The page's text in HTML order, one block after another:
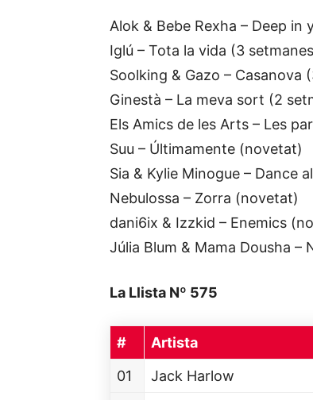
Alok & Bebe Rexha – Deep in
Iglú – Tota la vida (3
Soolking & Gazo – Casanova
Ginestà – La meva sort (2
Els Amics de les Arts – Les
Suu – Últimamente (novetat)
Sia & Kylie Minogue – Dance
Nebulossa – Zorra (novetat)
dani6ix & Izzkid – Enemics
Júlia Blum & Mama Dousha
La Llista Nº 575
# Artista
01
Jack Harlow